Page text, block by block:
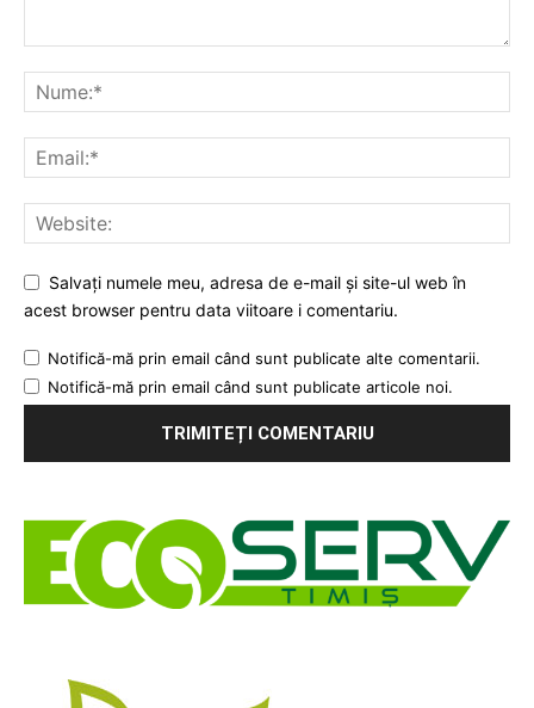
Salvați numele meu, adresa de e-mail și site-ul web în
acest browser pentru data viitoare i comentariu.
Notifică-mă prin email când sunt publicate alte comentarii.
Notifică-mă prin email când sunt publicate articole noi.